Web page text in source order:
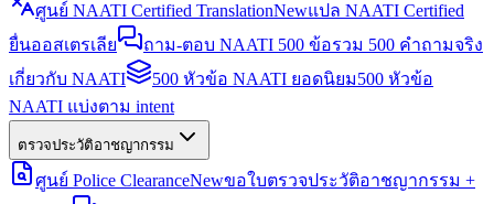
ศูนย์ NAATI Certified TranslationNewแปล NAATI Certified
ยื่นออสเตรเลีย
ถาม-ตอบ NAATI 500 ข้อรวม 500 คำถามจริง
เกี่ยวกับ NAATI
500 หัวข้อ NAATI ยอดนิยม500 หัวข้อ
NAATI แบ่งตาม intent
ตรวจประวัติอาชญากรรม
ศูนย์ Police ClearanceNewขอใบตรวจประวัติอาชญากรรม +